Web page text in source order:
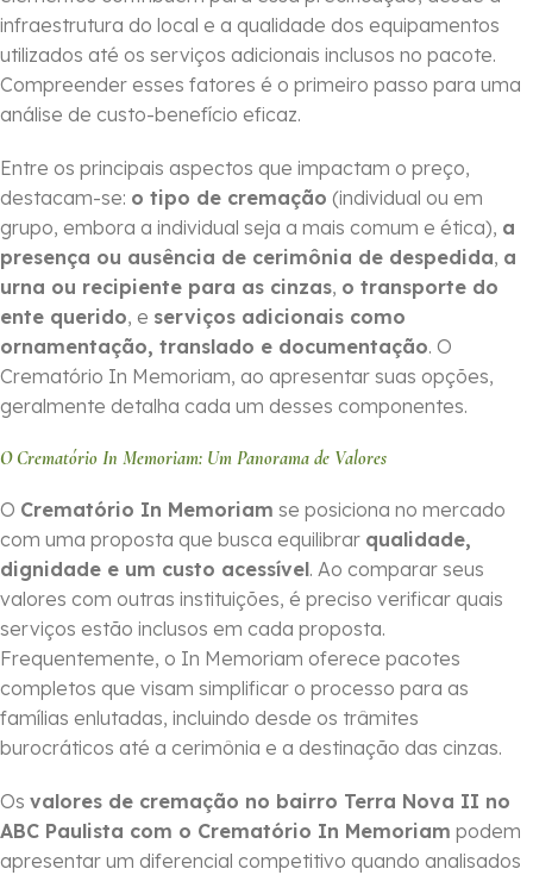
infraestrutura do local e a qualidade dos equipamentos
utilizados até os serviços adicionais inclusos no pacote.
Compreender esses fatores é o primeiro passo para uma
análise de custo-benefício eficaz.
Entre os principais aspectos que impactam o preço,
destacam-se: o tipo de cremação (individual ou em
grupo, embora a individual seja a mais comum e ética), a
presença ou ausência de cerimônia de despedida, a
urna ou recipiente para as cinzas, o transporte do
ente querido, e serviços adicionais como
ornamentação, translado e documentação. O
Crematório In Memoriam, ao apresentar suas opções,
geralmente detalha cada um desses componentes.
O Crematório In Memoriam: Um Panorama de Valores
O Crematório In Memoriam se posiciona no mercado
com uma proposta que busca equilibrar qualidade,
dignidade e um custo acessível. Ao comparar seus
valores com outras instituições, é preciso verificar quais
serviços estão inclusos em cada proposta.
Frequentemente, o In Memoriam oferece pacotes
completos que visam simplificar o processo para as
famílias enlutadas, incluindo desde os trâmites
burocráticos até a cerimônia e a destinação das cinzas.
Os valores de cremação no bairro Terra Nova II no
ABC Paulista com o Crematório In Memoriam podem
apresentar um diferencial competitivo quando analisados